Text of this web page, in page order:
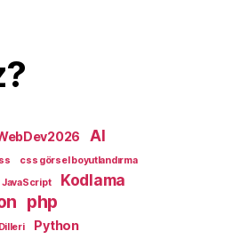
AI
css görsel boyutlandırma
JavaScript Kodlama
php
Python